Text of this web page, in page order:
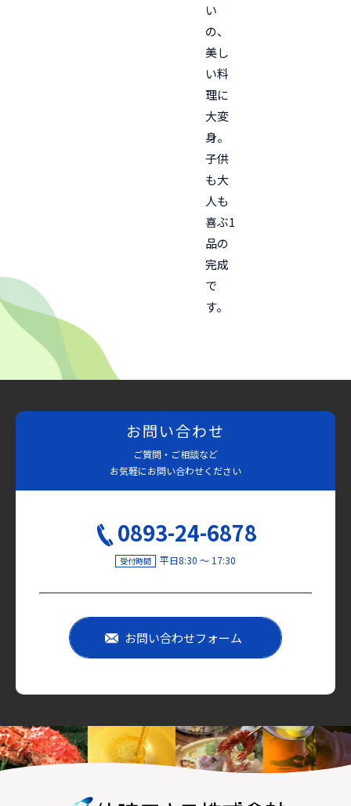
い
の、
美し
い料
理に
大変
身。
子供
も大
人も
喜ぶ1
品の
完成
で
す。
お問い合わせ
ご質問・ご相談など
お気軽にお問い合わせください
0893-24-6878
受付時間 平日8:30 〜 17:30
お問い合わせフォーム